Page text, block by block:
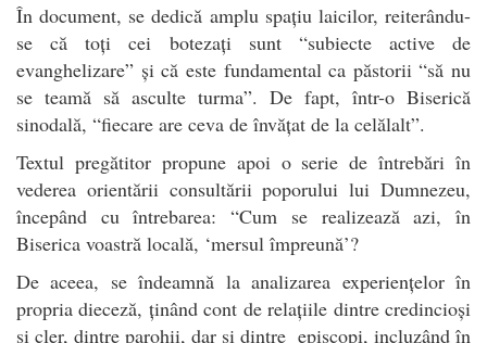
În document, se dedică amplu spațiu laicilor, reiterându-
se că toți cei botezați sunt “subiecte active de
evanghelizare” și că este fundamental ca păstorii “să nu
se teamă să asculte turma”. De fapt, într-o Biserică
sinodală, “fiecare are ceva de învățat de la celălalt”.
Textul pregătitor propune apoi o serie de întrebări în
vederea orientării consultării poporului lui Dumnezeu,
începând cu întrebarea: “Cum se realizează azi, în
Biserica voastră locală, ‘mersul împreună’?
De aceea, se îndeamnă la analizarea experiențelor în
propria dieceză, ținând cont de relațiile dintre credincioși
și cler, dintre parohii, dar și dintre episcopi, incluzând în